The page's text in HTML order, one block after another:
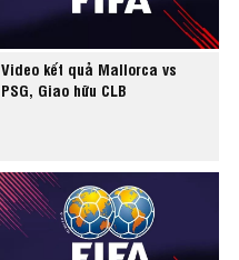
Video kết quả Mallorca vs
PSG, Giao hữu CLB